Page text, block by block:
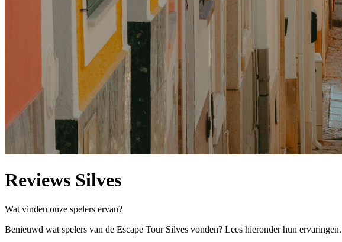
Reviews Silves
Wat vinden onze spelers ervan?
Benieuwd wat spelers van de Escape Tour Silves vonden? Lees hieronder hun ervaringen.